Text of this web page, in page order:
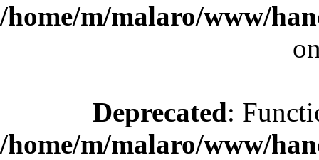
/home/m/malaro/www/
Deprecated:
/home/m/malaro/www/